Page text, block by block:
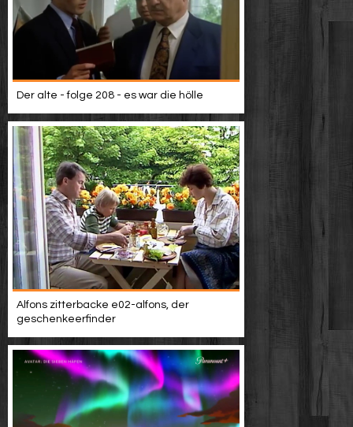
Der alte - folge 208 - es war die hölle
Alfons zitterbacke e02-alfons, der
geschenkeerfinder